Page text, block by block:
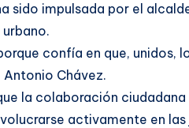
sido impulsada por el
confía en que,
Chávez.
la colaboración
activamente en